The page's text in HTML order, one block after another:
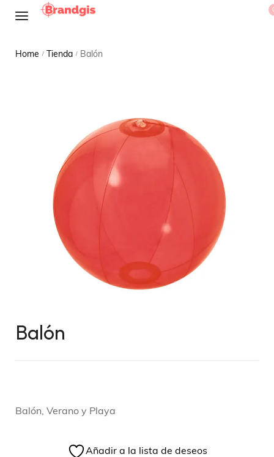
Home / Tienda / Balón
Balón
Balón, Verano y Playa
Añadir a la lista de deseos